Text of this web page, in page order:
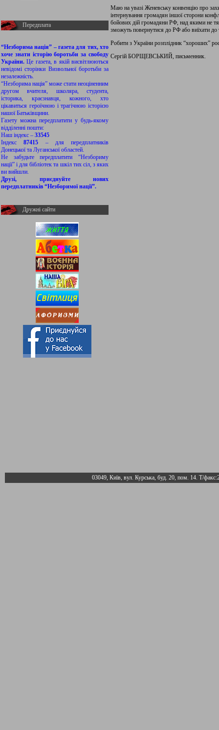
Передплата
“Незборима нація” – газета для тих, хто
хоче знати історію боротьби за свободу
України.Це газета, в якій висвітлюються
невідомі сторінки Визвольної боротьби за
незалежність.
“Незборима нація” може стати неоціненним
другом вчителя, школяра, студента,
історика, краєзнавця, кожного, хто
цікавиться героїчною і трагічною історією
нашої Батьківщини.
Газету можна передплатити у будь-якому
відділенні пошти:
Наш індекс – 33545
Індекс87415 – для передплатників
Донецької та Луганської областей.
Не забудьте передплатити “Незбориму
нації” і для бібліотек та шкіл тих сіл, з яких
ви вийшли.
Друзі, приєднуйте нових
передплатників “Незборимої нації”.
Дружні сайти
Маю на увазі Женевську конвенцію про
інтернування громадян іншої сторони
бойових дій громадяни РФ, над якими не
зможуть повернутися до РФ або виїхати до
Робити з України розплідник “хороших”
Сергій БОРЩЕВСЬКИЙ, письменник.
03049, Київ, вул. Курська, буд. 20, пом. 14. Т/